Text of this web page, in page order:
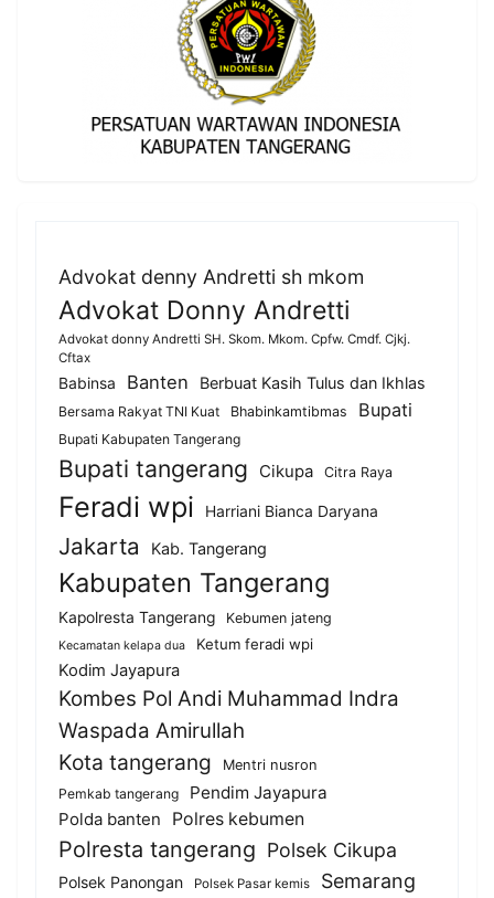
Advokat denny Andretti sh mkom
Advokat Donny Andretti
Advokat donny Andretti SH. Skom. Mkom. Cpfw. Cmdf. Cjkj.
Cftax
Babinsa Banten Berbuat Kasih Tulus dan Ikhlas
Bersama Rakyat TNI Kuat Bhabinkamtibmas Bupati
Bupati Kabupaten Tangerang
Bupati tangerang Cikupa Citra Raya
Feradi wpi Harriani Bianca Daryana
Jakarta Kab. Tangerang
Kabupaten Tangerang
Kapolresta Tangerang Kebumen jateng
Kecamatan kelapa dua Ketum feradi wpi
Kodim Jayapura
Kombes Pol Andi Muhammad Indra
Waspada Amirullah
Kota tangerang
Mentri nusron
Pemkab tangerang
Pendim Jayapura
Polda banten
Polres kebumen
Polresta tangerang Polsek Cikupa
Polsek Panongan Polsek Pasar kemis Semarang